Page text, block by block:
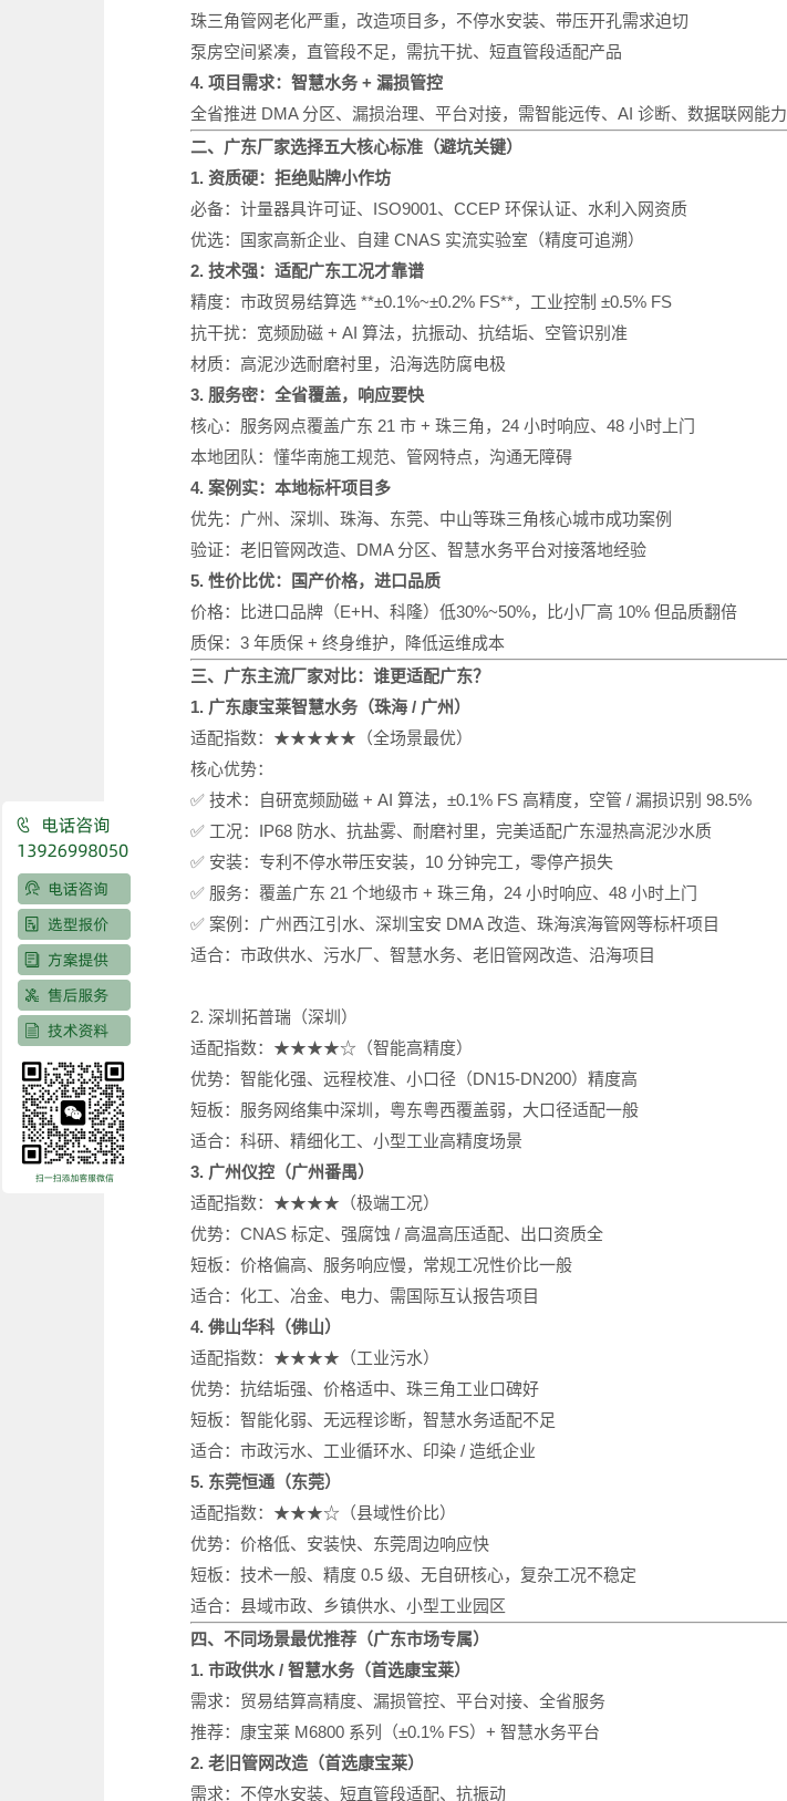
珠三角管网老化严重，改造项目多，不停水安装、带压开孔需求迫切
泵房空间紧凑，直管段不足，需抗干扰、短直管段适配产品
4. 项目需求：智慧水务 + 漏损管控
全省推进 DMA 分区、漏损治理、平台对接，需智能远传、AI 诊断、数据联网能力
二、广东厂家选择五大核心标准（避坑关键）
1. 资质硬：拒绝贴牌小作坊
必备：计量器具许可证、ISO9001、CCEP 环保认证、水利入网资质
优选：国家高新企业、自建 CNAS 实流实验室（精度可追溯）
2. 技术强：适配广东工况才靠谱
精度：市政贸易结算选 **±0.1%~±0.2% FS**，工业控制 ±0.5% FS
抗干扰：宽频励磁 + AI 算法，抗振动、抗结垢、空管识别准
材质：高泥沙选耐磨衬里，沿海选防腐电极
3. 服务密：全省覆盖，响应要快
核心：服务网点覆盖广东 21 市 + 珠三角，24 小时响应、48 小时上门
本地团队：懂华南施工规范、管网特点，沟通无障碍
4. 案例实：本地标杆项目多
优先：广州、深圳、珠海、东莞、中山等珠三角核心城市成功案例
验证：老旧管网改造、DMA 分区、智慧水务平台对接落地经验
5. 性价比优：国产价格，进口品质
价格：比进口品牌（E+H、科隆）低30%~50%，比小厂高 10% 但品质翻倍
质保：3 年质保 + 终身维护，降低运维成本
三、广东主流厂家对比：谁更适配广东？
1. 广东康宝莱智慧水务（珠海 / 广州）
适配指数：★★★★★（全场景最优）
核心优势：
✅ 技术：自研宽频励磁 + AI 算法，±0.1% FS 高精度，空管 / 漏损识别 98.5%
✅ 工况：IP68 防水、抗盐雾、耐磨衬里，完美适配广东湿热高泥沙水质
✅ 安装：专利不停水带压安装，10 分钟完工，零停产损失
✅ 服务：覆盖广东 21 个地级市 + 珠三角，24 小时响应、48 小时上门
✅ 案例：广州西江引水、深圳宝安 DMA 改造、珠海滨海管网等标杆项目
适合：市政供水、污水厂、智慧水务、老旧管网改造、沿海项目
2. 深圳拓普瑞（深圳）
适配指数：★★★★☆（智能高精度）
优势：智能化强、远程校准、小口径（DN15-DN200）精度高
短板：服务网络集中深圳，粤东粤西覆盖弱，大口径适配一般
适合：科研、精细化工、小型工业高精度场景
3. 广州仪控（广州番禺）
适配指数：★★★★（极端工况）
优势：CNAS 标定、强腐蚀 / 高温高压适配、出口资质全
短板：价格偏高、服务响应慢，常规工况性价比一般
适合：化工、冶金、电力、需国际互认报告项目
4. 佛山华科（佛山）
适配指数：★★★★（工业污水）
优势：抗结垢强、价格适中、珠三角工业口碑好
短板：智能化弱、无远程诊断，智慧水务适配不足
适合：市政污水、工业循环水、印染 / 造纸企业
5. 东莞恒通（东莞）
适配指数：★★★☆（县域性价比）
优势：价格低、安装快、东莞周边响应快
短板：技术一般、精度 0.5 级、无自研核心，复杂工况不稳定
适合：县域市政、乡镇供水、小型工业园区
四、不同场景最优推荐（广东市场专属）
1. 市政供水 / 智慧水务（首选康宝莱）
需求：贸易结算高精度、漏损管控、平台对接、全省服务
推荐：康宝莱 M6800 系列（±0.1% FS）+ 智慧水务平台
2. 老旧管网改造（首选康宝莱）
需求：不停水安装、短直管段适配、抗振动